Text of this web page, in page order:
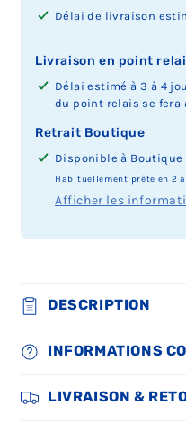
Délai de livraison
Livraison en point
Délai estimé à 3 à 4
du point relais se fera
Retrait Boutique
Disponible à Boutique
Habituellement prête en 2
Afficher les
DESCRIPTION
INFORMATIONS
LIVRAISON &